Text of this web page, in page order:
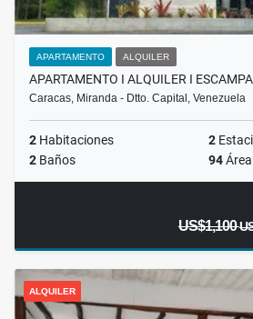
APARTAMENTO ALQUILER
APARTAMENTO I ALQUILER I
Caracas, Miranda - Dtto. Capital, Venezuela
2 Habitaciones 2
2 Baños 94
US$1,100
ALQUILER